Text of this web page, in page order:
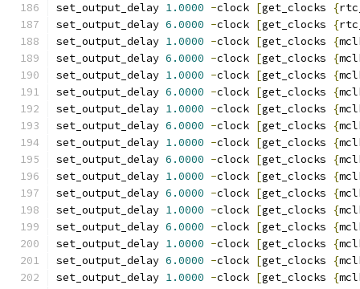
set_output_delay 1.0000 -clock [get_clocks {
set_output_delay 6.0000 -clock [get_clocks {
set_output_delay 1.0000 -clock [get_clocks {
set_output_delay 6.0000 -clock [get_clocks {
set_output_delay 1.0000 -clock [get_clocks {
set_output_delay 6.0000 -clock [get_clocks {
set_output_delay 1.0000 -clock [get_clocks {
set_output_delay 6.0000 -clock [get_clocks {
set_output_delay 1.0000 -clock [get_clocks {
set_output_delay 6.0000 -clock [get_clocks {
set_output_delay 1.0000 -clock [get_clocks {
set_output_delay 6.0000 -clock [get_clocks {
set_output_delay 1.0000 -clock [get_clocks {
set_output_delay 6.0000 -clock [get_clocks {
set_output_delay 1.0000 -clock [get_clocks {
set_output_delay 6.0000 -clock [get_clocks {
set_output_delay 1.0000 -clock [get_clocks {